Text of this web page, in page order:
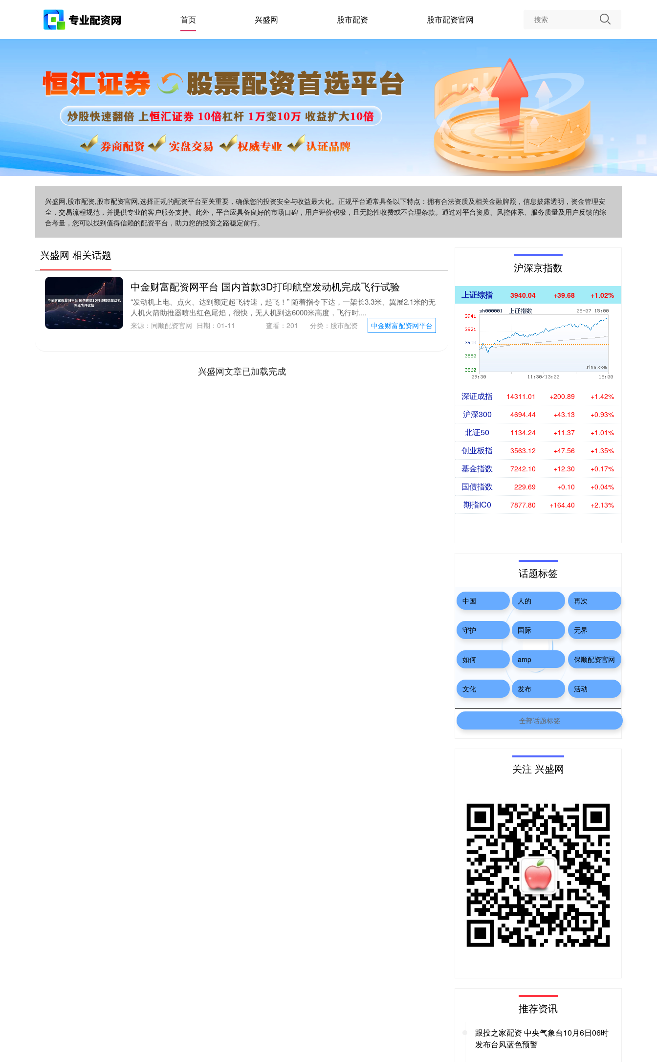
首页 兴盛网 股市配资 股市配资官网
兴盛网,股市配资,股市配资官网,选择正规的配资平台至关重要，确保您的投资安全与收益最大化。正规平台通常具备以下特点：拥有合法资质及相关金融牌照，信息披露透明，资金管理安
全，交易流程规范，并提供专业的客户服务支持。此外，平台应具备良好的市场口碑，用户评价积极，且无隐性收费或不合理条款。通过对平台资质、风控体系、服务质量及用户反馈的综
合考量，您可以找到值得信赖的配资平台，助力您的投资之路稳定前行。
兴盛网 相关话题
中金财富配资网平台 国内首款3D打印航空发动机完成飞行试验
“发动机上电、点火、达到额定起飞转速，起飞！” 随着指令下达，一架长3.3米、翼展2.1米的无
人机火箭助推器喷出红色尾焰，很快，无人机到达6000米高度，飞行时....
中金财富配资网平台
来源：同顺配资官网 日期：01-11 查看： 201 分类： 股市配资
兴盛网文章已加载完成
沪深京指数
上证综指 3940.04 +39.68 +1.02%
深证成指 14311.01 +200.89 +1.42%
沪深300 4694.44 +43.13 +0.93%
北证50 1134.24 +11.37 +1.01%
创业板指 3563.12 +47.56 +1.35%
基金指数 7242.10 +12.30 +0.17%
国债指数 229.69 +0.10 +0.04%
期指IC0 7877.80 +164.40 +2.13%
话题标签
中国 人的 再次
守护 国际 无界
如何 amp 保顺配资官网
文化 发布 活动
全部话题标签
关注 兴盛网
推荐资讯
跟投之家配资 中央气象台10月6日06时
发布台风蓝色预警